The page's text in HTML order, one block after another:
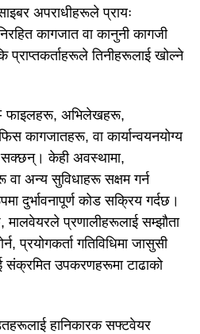
अपराधीहरूले प्रायः
कागजात वा कानुनी कागजी
प्राप्तकर्ताहरूले तिनीहरूलाई खोल्ने
फाइलहरू, अभिलेखहरू,
कागजातहरू, वा कार्यान्वयनयोग्य
केही अवस्थामा,
वा अन्य सुविधाहरू सक्षम गर्न
दुर्भावनापूर्ण कोड सक्रिय गर्दछ।
मालवेयरले प्रणालीहरूलाई सम्झौता
प्रयोगकर्ता गतिविधिमा जासुसी
संक्रमित उपकरणहरूमा टाढाको
हानिकारक सफ्टवेयर